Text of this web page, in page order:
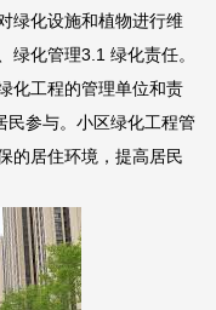
绿化设施和植物进行维
绿化管理3.1 绿化责任。
化工程的管理单位和责
民参与。小区绿化工程管
的居住环境，提高居民